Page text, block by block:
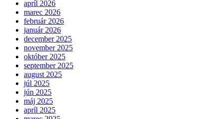
apríl 2026
marec 2026
február 2026
január 2026
december 2025
november 2025
október 2025
september 2025
august 2025
júl 2025
jún 2025
máj 2025
apríl 2025